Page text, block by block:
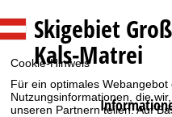
Cookie-Hinweis
Für ein optimales
Nutzungsinformationen, die
unseren Partnern teilen. Auf
t
a
r
Skigebiet
Kals-Matrei